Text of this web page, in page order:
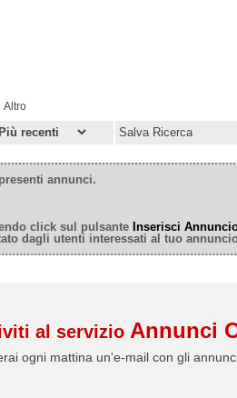
Altro
Salva Ricerca
annunci.
click sul pulsante Inserisci
dagli utenti interessati al tuo
al servizio Annunci
ogni mattina un'e-mail con gli